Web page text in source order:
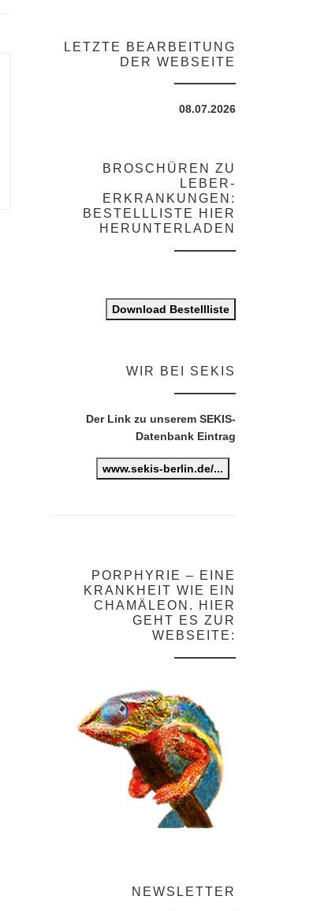
LETZTE BEARBEITUNG
DER WEBSEITE
08.07.2026
BROSCHÜREN ZU
LEBER-
ERKRANKUNGEN:
BESTELLLISTE HIER
HERUNTERLADEN
Download Bestellliste
WIR BEI SEKIS
Der Link zu unserem SEKIS-
Datenbank Eintrag
www.sekis-berlin.de/...
PORPHYRIE – EINE
KRANKHEIT WIE EIN
CHAMÄLEON. HIER
GEHT ES ZUR
WEBSEITE:
NEWSLETTER